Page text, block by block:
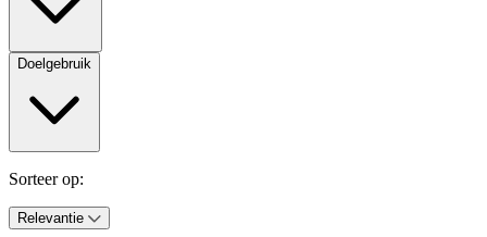
Doelgebruik
Sorteer op:
Relevantie